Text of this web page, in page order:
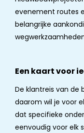
evenement routes
belangrijke
Een kaart voor
De klantreis van de
daarom wil je voor
dat specifieke
eenvoudig voor elk